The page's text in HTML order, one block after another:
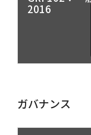
2016
ガバナンス